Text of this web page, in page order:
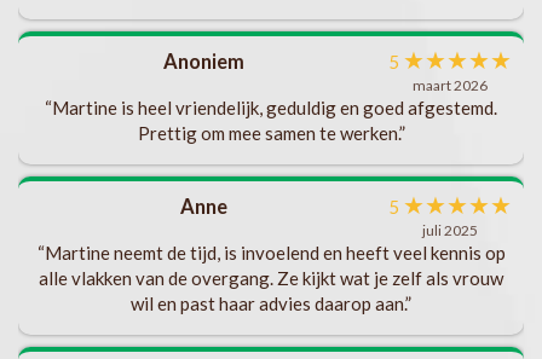
Anoniem 5 ★★★★★
maart 2026
“Martine is heel vriendelijk, geduldig en goed afgestemd.
Prettig om mee samen te werken.”
Anne 5 ★★★★★
juli 2025
“Martine neemt de tijd, is invoelend en heeft veel kennis op
alle vlakken van de overgang. Ze kijkt wat je zelf als vrouw
wil en past haar advies daarop aan.”